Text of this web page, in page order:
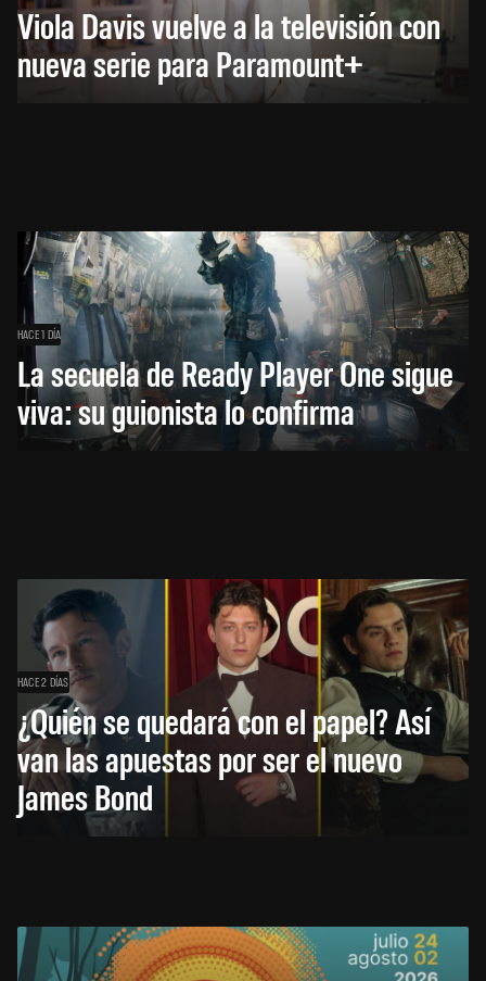
Viola Davis vuelve a la televisión con
nueva serie para Paramount+
HACE 1 DÍA
La secuela de Ready Player One sigue
viva: su guionista lo confirma
HACE 2 DÍAS
¿Quién se quedará con el papel? Así
van las apuestas por ser el nuevo
James Bond